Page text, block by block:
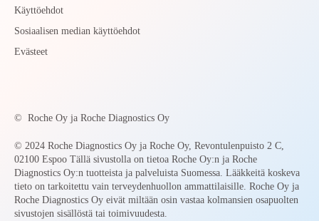
Käyttöehdot
Sosiaalisen median käyttöehdot
Evästeet
© Roche Oy ja Roche Diagnostics Oy
© 2024 Roche Diagnostics Oy ja Roche Oy, Revontulenpuisto 2 C,
02100 Espoo Tällä sivustolla on tietoa Roche Oy:n ja Roche
Diagnostics Oy:n tuotteista ja palveluista Suomessa. Lääkkeitä koskeva
tieto on tarkoitettu vain terveydenhuollon ammattilaisille. Roche Oy ja
Roche Diagnostics Oy eivät miltään osin vastaa kolmansien osapuolten
sivustojen sisällöstä tai toimivuudesta.